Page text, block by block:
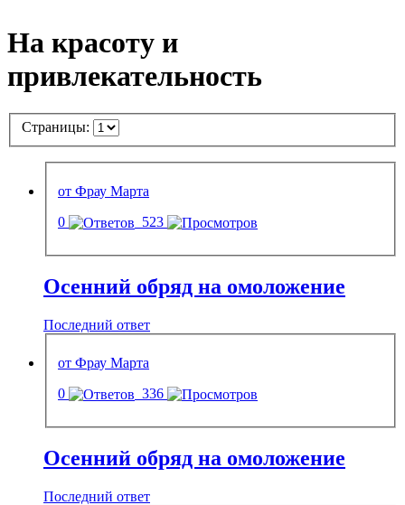
На красоту и
привлекательность
Страницы:
от Фрау Марта
0
523
Осенний обряд на омоложение
Последний ответ
от Фрау Марта
0
336
Осенний обряд на омоложение
Последний ответ